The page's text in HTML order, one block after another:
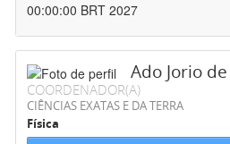
00:00:00 BRT 2027
Ado Jorio
COORDENADOR(A)
CIÊNCIAS EXATAS E DA TERRA
Física